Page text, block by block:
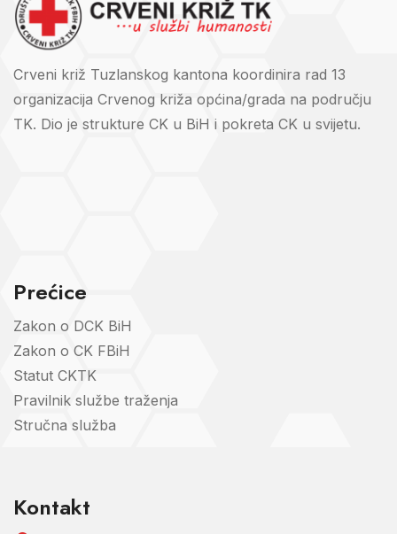
Crveni križ Tuzlanskog kantona koordinira rad 13
organizacija Crvenog križa općina/grada na području
TK. Dio je strukture CK u BiH i pokreta CK u svijetu.
Prećice
Zakon o DCK BiH
Zakon o CK FBiH
Statut CKTK
Pravilnik službe traženja
Stručna služba
Kontakt